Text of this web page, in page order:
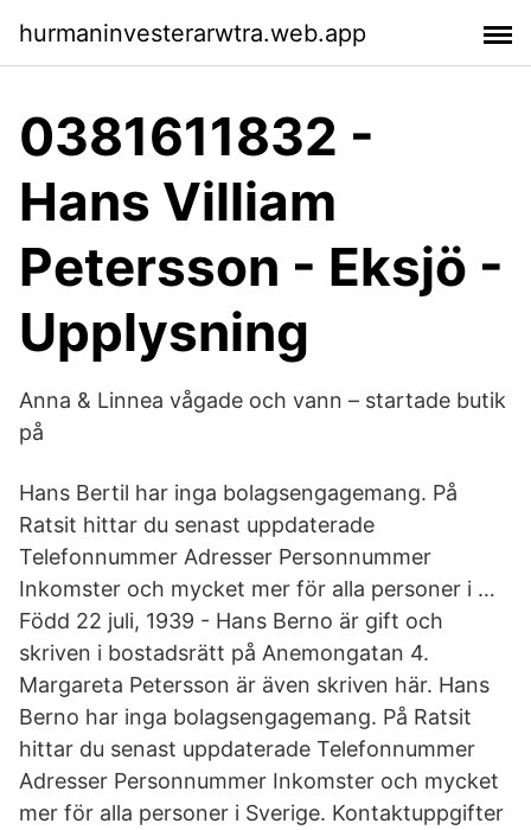
hurmaninvesterarwtra.web.app
0381611832 -
Hans Villiam
Petersson - Eksjö -
Upplysning
Anna & Linnea vågade och vann – startade butik
på
Hans Bertil har inga bolagsengagemang. På
Ratsit hittar du senast uppdaterade
Telefonnummer Adresser Personnummer
Inkomster och mycket mer för alla personer i …
Född 22 juli, 1939 - Hans Berno är gift och
skriven i bostadsrätt på Anemongatan 4.
Margareta Petersson är även skriven här. Hans
Berno har inga bolagsengagemang. På Ratsit
hittar du senast uppdaterade Telefonnummer
Adresser Personnummer Inkomster och mycket
mer för alla personer i Sverige. Kontaktuppgifter